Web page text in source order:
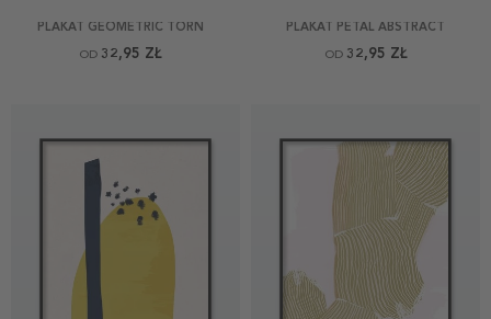
PLAKAT GEOMETRIC TORN
OD 32,95 ZŁ
PLAKAT PETAL ABSTRACT
OD 32,95 ZŁ